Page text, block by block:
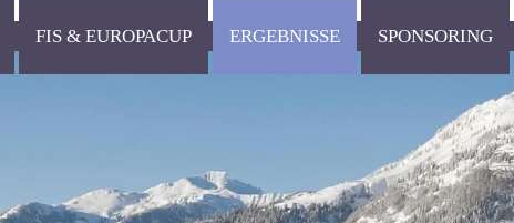
FIS & EUROPACUP
ERGEBNISSE
SPONSORING